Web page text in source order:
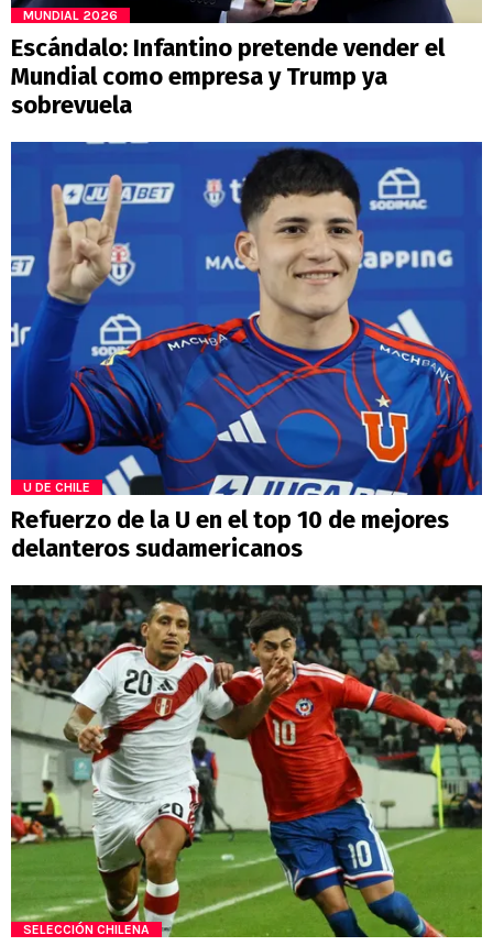
MUNDIAL 2026
Escándalo: Infantino pretende vender el
Mundial como empresa y Trump ya
sobrevuela
U DE CHILE
Refuerzo de la U en el top 10 de mejores
delanteros sudamericanos
SELECCIÓN CHILENA